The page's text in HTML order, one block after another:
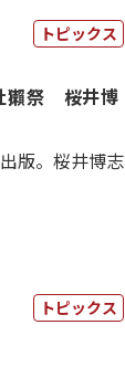
トピックス
獺祭 桜井博
版。桜井博志
トピックス